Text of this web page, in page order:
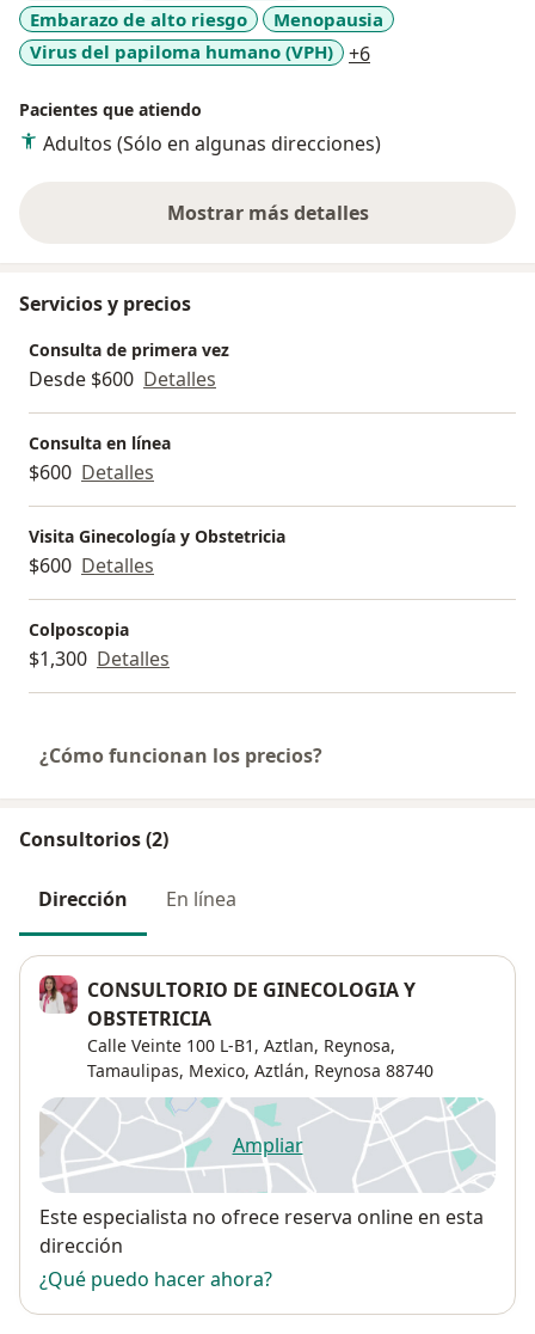
Embarazo de alto riesgo
Menopausia
Virus del papiloma humano (VPH)
+6
Pacientes que atiendo
Adultos (Sólo en algunas direcciones)
Mostrar más detalles
sobre la experiencia
Servicios y precios
Consulta de primera vez
Desde $600 Detalles
Consulta en línea
$600 Detalles
Visita Ginecología y Obstetricia
$600 Detalles
Colposcopia
$1,300 Detalles
¿Cómo funcionan los precios?
Consultorios (2)
Dirección En línea
CONSULTORIO DE GINECOLOGIA Y
OBSTETRICIA
Calle Veinte 100 L-B1, Aztlan, Reynosa,
Tamaulipas, Mexico, Aztlán, Reynosa 88740
Ampliarse abre en una nueva
Disponibilidad
Este especialista no ofrece reserva online en esta
dirección
¿Qué puedo hacer ahora?